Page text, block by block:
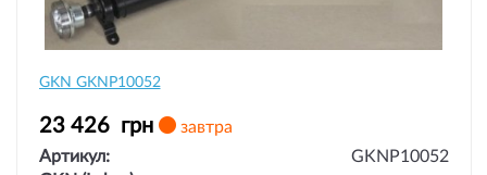
GKN GKNP10052
23 426 грн
завтра
Артикул:
GKNP10052